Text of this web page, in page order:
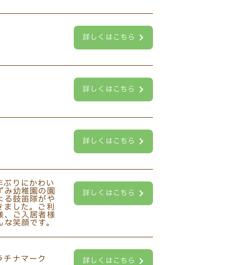
詳しくはこちら
詳しくはこちら
詳しくはこちら
詳しくはこちら
詳しくはこちら